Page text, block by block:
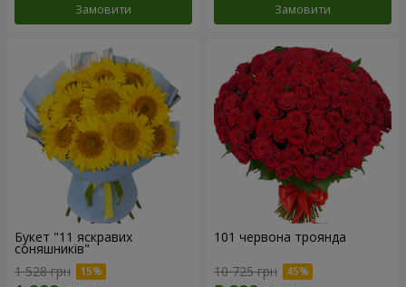
Замовити Замовити
Букет "11 яскравих
соняшників"
1 528 грн
101 червона троянда
10 725 грн